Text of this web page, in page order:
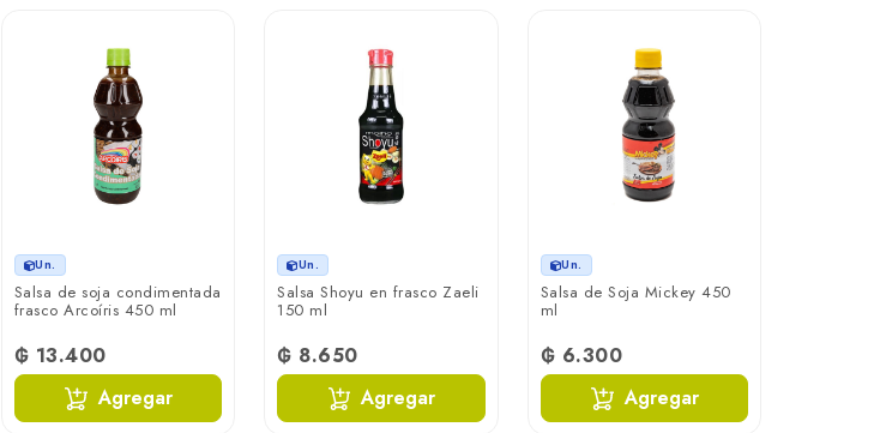
Un.
Salsa de soja condimentada
frasco Arcoíris 450 ml
₲ 13.400
Agregar
Un.
Salsa Shoyu en frasco Zaeli
150 ml
₲ 8.650
Agregar
Un.
Salsa de Soja Mickey 450
ml
₲ 6.300
Agregar